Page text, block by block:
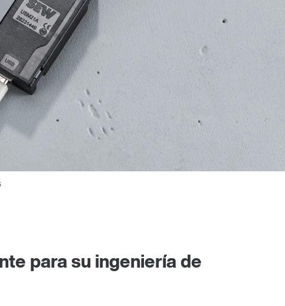
para su ingeniería de